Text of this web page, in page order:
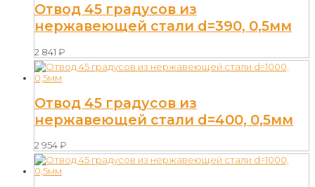
Отвод 45 градусов из
нержавеющей стали d=390, 0,5мм
2 841 ₽
Отвод 45 градусов из
нержавеющей стали d=400, 0,5мм
2 954₽